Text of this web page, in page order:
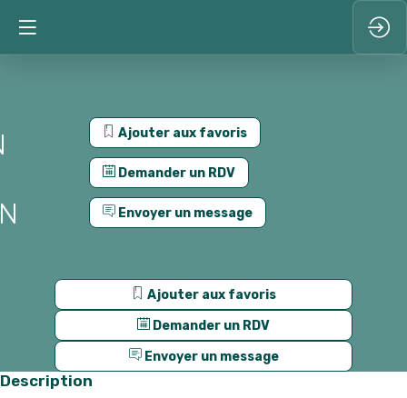
Ajouter aux favoris
Demander un RDV
Envoyer un message
Ajouter aux favoris
Demander un RDV
Envoyer un message
Description